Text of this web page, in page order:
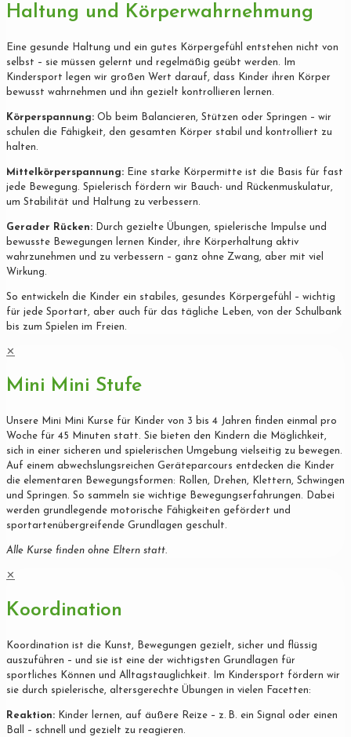
Haltung und Körperwahrnehmung
Eine gesunde Haltung und ein gutes Körpergefühl entstehen nicht von
selbst – sie müssen gelernt und regelmäßig geübt werden. Im
Kindersport legen wir großen Wert darauf, dass Kinder ihren Körper
bewusst wahrnehmen und ihn gezielt kontrollieren lernen.
Körperspannung: Ob beim Balancieren, Stützen oder Springen – wir
schulen die Fähigkeit, den gesamten Körper stabil und kontrolliert zu
halten.
Mittelkörperspannung: Eine starke Körpermitte ist die Basis für fast
jede Bewegung. Spielerisch fördern wir Bauch- und Rückenmuskulatur,
um Stabilität und Haltung zu verbessern.
Gerader Rücken: Durch gezielte Übungen, spielerische Impulse und
bewusste Bewegungen lernen Kinder, ihre Körperhaltung aktiv
wahrzunehmen und zu verbessern – ganz ohne Zwang, aber mit viel
Wirkung.
So entwickeln die Kinder ein stabiles, gesundes Körpergefühl – wichtig
für jede Sportart, aber auch für das tägliche Leben, von der Schulbank
bis zum Spielen im Freien.
✕
Mini Mini Stufe
Unsere Mini Mini Kurse für Kinder von 3 bis 4 Jahren finden einmal pro
Woche für 45 Minuten statt. Sie bieten den Kindern die Möglichkeit,
sich in einer sicheren und spielerischen Umgebung vielseitig zu bewegen.
Auf einem abwechslungsreichen Geräteparcours entdecken die Kinder
die elementaren Bewegungsformen: Rollen, Drehen, Klettern, Schwingen
und Springen. So sammeln sie wichtige Bewegungserfahrungen. Dabei
werden grundlegende motorische Fähigkeiten gefördert und
sportartenübergreifende Grundlagen geschult.
Alle Kurse finden ohne Eltern statt.
✕
Koordination
Koordination ist die Kunst, Bewegungen gezielt, sicher und flüssig
auszuführen – und sie ist eine der wichtigsten Grundlagen für
sportliches Können und Alltagstauglichkeit. Im Kindersport fördern wir
sie durch spielerische, altersgerechte Übungen in vielen Facetten:
Reaktion: Kinder lernen, auf äußere Reize – z. B. ein Signal oder einen
Ball – schnell und gezielt zu reagieren.